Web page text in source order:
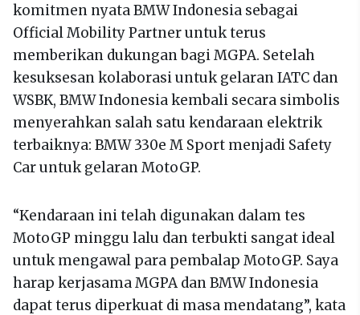
komitmen nyata BMW Indonesia sebagai
Official Mobility Partner untuk terus
memberikan dukungan bagi MGPA. Setelah
kesuksesan kolaborasi untuk gelaran IATC dan
WSBK, BMW Indonesia kembali secara simbolis
menyerahkan salah satu kendaraan elektrik
terbaiknya: BMW 330e M Sport menjadi Safety
Car untuk gelaran MotoGP.
“Kendaraan ini telah digunakan dalam tes
MotoGP minggu lalu dan terbukti sangat ideal
untuk mengawal para pembalap MotoGP. Saya
harap kerjasama MGPA dan BMW Indonesia
dapat terus diperkuat di masa mendatang”, kata